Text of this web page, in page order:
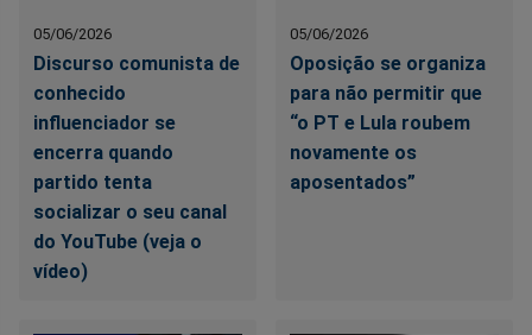
05/06/2026
Discurso comunista de
conhecido
influenciador se
encerra quando
partido tenta
socializar o seu canal
do YouTube (veja o
vídeo)
05/06/2026
Oposição se organiza
para não permitir que
“o PT e Lula roubem
novamente os
aposentados”